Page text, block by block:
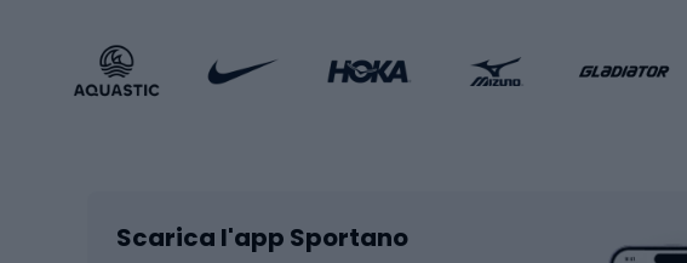
Accessori Sportstyle
Sci di fondo
Abbigliamento da
Scarica l'app Sportano